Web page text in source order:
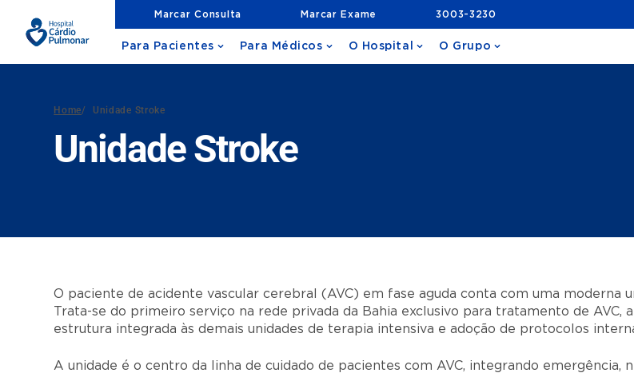
Marcar Consulta Marcar Exame 3003-3230
Para Pacientes Para Médicos O Hospital O Grupo
Home/ Unidade Stroke
Unidade Stroke
O paciente de acidente vascular cerebral (AVC) em fase aguda conta com uma moderna
Trata-se do primeiro serviço na rede privada da Bahia exclusivo para tratamento de AVC,
estrutura integrada às demais unidades de terapia intensiva e adoção de protocolos
A unidade é o centro da linha de cuidado de pacientes com AVC, integrando emergência,